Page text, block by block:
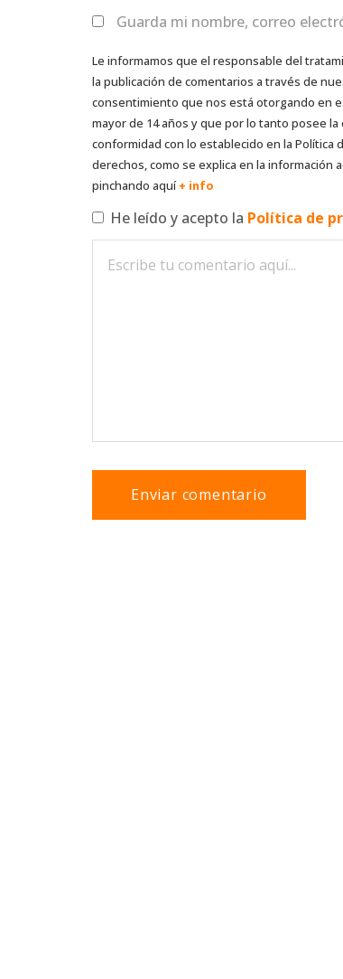
Guarda mi nombre, correo
Le informamos que el responsable del
la publicación de comentarios a través de
consentimiento que nos está otorgando en
mayor de 14 años y que por lo tanto posee
conformidad con lo establecido en la Política
derechos, como se explica en la información
pinchando aquí+ info
He leído y acepto la Política de